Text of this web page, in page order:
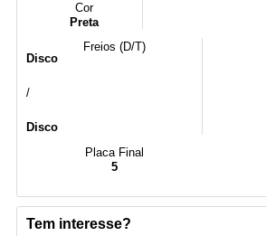
Cor
Preta
Freios (D/T)
Disco
/
Disco
Placa Final
5
Tem interesse?